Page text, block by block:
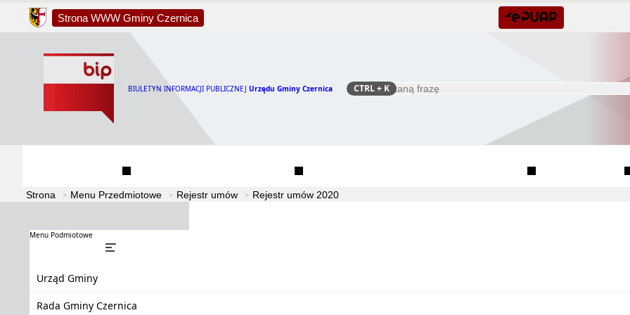
Strona WWW Gminy Czernica
BIULETYN INFORMACJI PUBLICZNEJ Urzędu Gminy Czernica Szukaj
CTRL+ K
Strona Menu Przedmiotowe Rejestr umów Rejestr umów 2020
Menu Podmiotowe
Urząd Gminy
Rada Gminy Czernica